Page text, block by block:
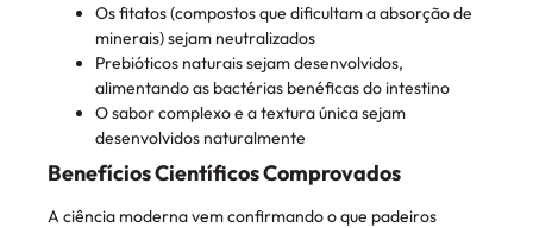
Os fitatos (compostos que dificultam a absorção de
minerais) sejam neutralizados
Prebióticos naturais sejam desenvolvidos,
alimentando as bactérias benéficas do intestino
O sabor complexo e a textura única sejam
desenvolvidos naturalmente
Benefícios Científicos Comprovados
A ciência moderna vem confirmando o que padeiros